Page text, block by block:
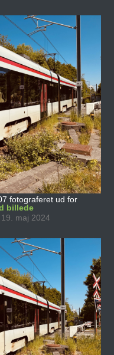
fotograferet ud for
billede
maj 2024